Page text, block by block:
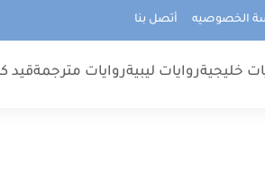
الخصوصيه أتصل بنا
خليجيةروايات ليبيةروايات مترجمةقيد